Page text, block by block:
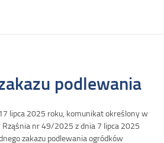
podlewania
lipca 2025 roku, komunikat określony w
Rząśnia nr 49/2025 z dnia 7 lipca 2025
zakazu podlewania ogródków